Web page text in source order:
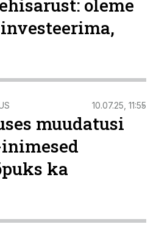
oleme
10.07.25, 11:55
muudatusi
ka